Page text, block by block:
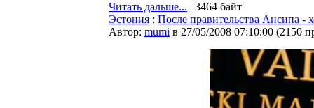
Читать дальше... | 3464 байт
Эстония : После правительства Ансипа -
Автор: mumi в 27/05/2008 07:10:00 (2150